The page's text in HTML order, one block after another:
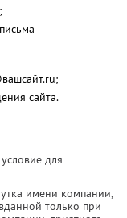
сайта.
для
имени компании,
только при